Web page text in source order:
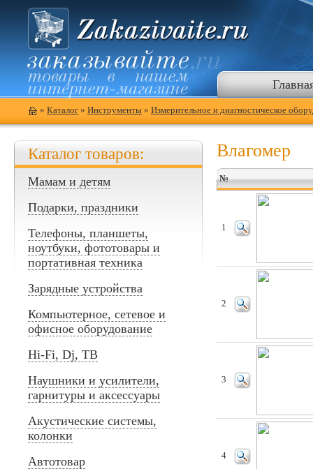
» Каталог » Инструменты » Измерительное и диагностическое
Каталог товаров:
Мамам и детям
Подарки, праздники
Телефоны, планшеты,
ноутбуки, фототовары и
портативная техника
Зарядные устройства
Компьютерное, сетевое и
офисное оборудование
Hi-Fi, Dj, ТВ
Наушники и усилители,
гарнитуры и аксессуары
Акустические системы,
колонки
Автотовар
Влагомер
№
1
2
3
4